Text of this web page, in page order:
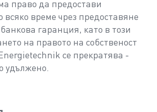
право да предостави
всяко време чрез предоставяне
гаранция, като в този
на правото на собственост
се прекратява -
удължено.